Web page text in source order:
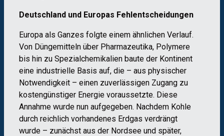
Deutschland und Europas Fehlentscheidungen
Europa als Ganzes folgte einem ähnlichen Verlauf.
Von Düngemitteln über Pharmazeutika, Polymere
bis hin zu Spezialchemikalien baute der Kontinent
eine industrielle Basis auf, die – aus physischer
Notwendigkeit – einen zuverlässigen Zugang zu
kostengünstiger Energie voraussetzte. Diese
Annahme wurde nun aufgegeben. Nachdem Kohle
durch reichlich vorhandenes Erdgas verdrängt
wurde – zunächst aus der Nordsee und später,